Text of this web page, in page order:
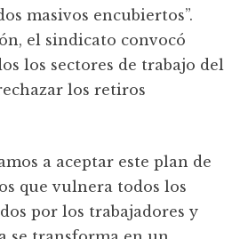
masivos encubiertos”.
el sindicato convocó
los sectores de trabajo del
los retiros
a aceptar este plan de
que vulnera todos los
por los trabajadores y